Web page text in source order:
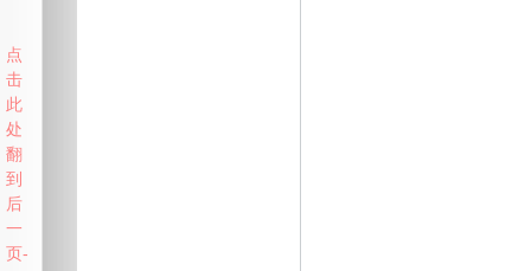
点
击
此
处
翻
到
后
一
页-